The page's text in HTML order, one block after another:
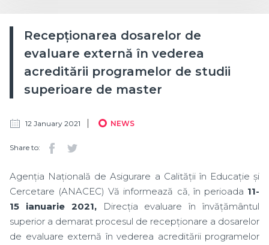
Recepționarea dosarelor de
evaluare externă în vederea
acreditării programelor de studii
superioare de master
12 January 2021 NEWS
Share to:
Agenția Națională de Asigurare a Calității în Educație și
Cercetare (ANACEC) Vă informează că, în perioada 11-
15 ianuarie 2021,Direcția evaluare în învățământul
superior a demarat procesul de recepționare a dosarelor
de evaluare externă în vederea acreditării programelor